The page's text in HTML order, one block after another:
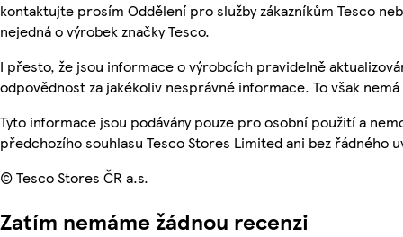
kontaktujte prosím Oddělení pro služby zákazníkům Tesco
nejedná o výrobek značky Tesco.
I přesto, že jsou informace o výrobcích pravidelně
odpovědnost za jakékoliv nesprávné informace. To však
Tyto informace jsou podávány pouze pro osobní použití a
předchozího souhlasu Tesco Stores Limited ani bez řádného
© Tesco Stores ČR a.s.
Zatím nemáme žádnou recenzi